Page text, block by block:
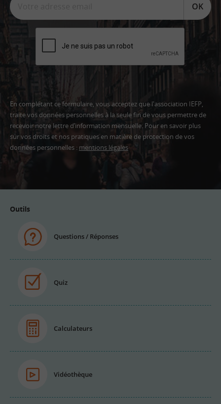
OK
En complétant ce formulaire, vous acceptez que l'association IEFP,
traite vos données personnelles à la seule fin de vous permettre de
recevoir notre lettre d’information mensuelle. Pour en savoir plus
sur vos droits et nos pratiques en matière de protection de vos
données personnelles : mentions légales
Outils
Questions / Réponses
Quiz
Calculateurs
Vidéothèque